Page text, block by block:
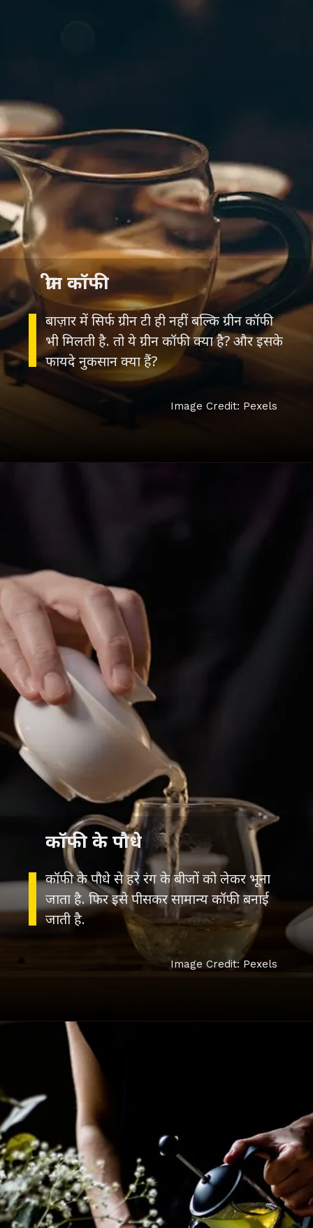
बाज़ार में सिर्फ ग्रीन टी ही नहीं बल्कि ग्रीन कॉफी
भी मिलती है. तो ये ग्रीन कॉफी क्या है? और इसके
फायदे नुकसान क्या हैं?
ग्रीन कॉफी
Image Credit: Pexels
कॉफी के पौधे से हरे रंग के बीजों को लेकर भूना
जाता है. फिर इसे पीसकर सामान्य कॉफी बनाई
जाती है.
कॉफी के पौधे
Image Credit: Pexels